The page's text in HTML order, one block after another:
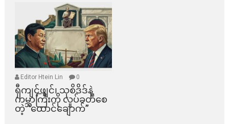
Editor Htein Lin 0
ရှီကျင့်ဖျင်၊ သုစိဒိဒ်နဲ့
ကမ္ဘာကြီးကို လှုပ်ခတ်စေ
တဲ့ “ထောင်ချောက်”